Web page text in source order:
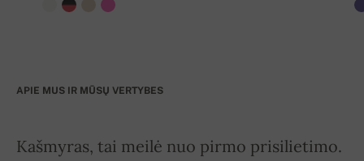
APIE MUS IR MŪSŲ VERTYBES
Kašmyras, tai meilė nuo pirmo prisilietimo.